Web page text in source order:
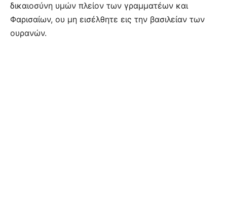
δικαιοσύνη υμών πλείον των γραμματέων και
Φαρισαίων, ου μη εισέλθητε εις την βασιλείαν των
ουρανών.